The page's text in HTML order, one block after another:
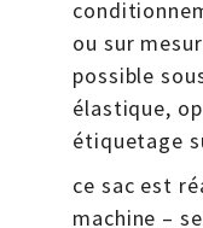
ou sur
possible
élastique,
étiquetage
ce sac est
machine –